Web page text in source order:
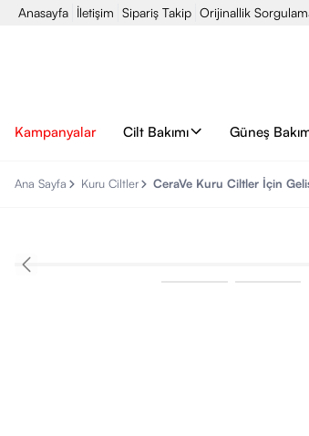
Anasayfa İletişim Sipariş Takip Orijinallik
Kampanyalar Cilt Bakımı Güneş
Ana Sayfa Kuru Ciltler CeraVe Kuru Ciltler İçin